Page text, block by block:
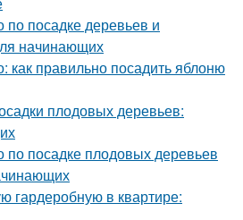
по посадке деревьев и
начинающих
как правильно посадить яблоню
плодовых деревьев:
по посадке плодовых деревьев
гардеробную в квартире: